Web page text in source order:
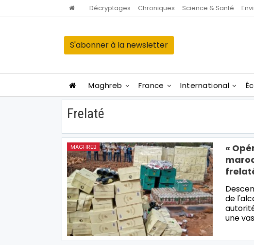
Décryptages Chroniques Science & Santé
S'abonner à la newsletter
Maghreb France International
Frelaté
MAGHREB
«
de
une